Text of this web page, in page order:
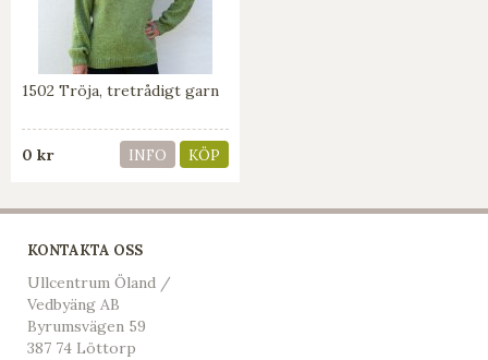
1502 Tröja, tretrådigt garn
0 kr INFO KÖP
KONTAKTA OSS
Ullcentrum Öland /
Vedbyäng AB
Byrumsvägen 59
387 74 Löttorp